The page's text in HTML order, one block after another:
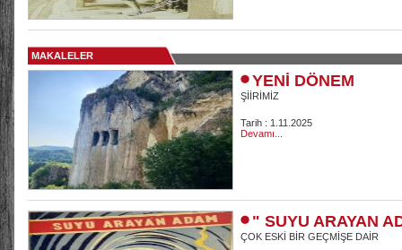
MAKALELER
YENİ DÖNEM
ŞİİRİMİZ
Tarih : 1.11.2025
Devamı...
" SUYU ARAYAN
ÇOK ESKİ BİR GEÇMİŞE DAİR